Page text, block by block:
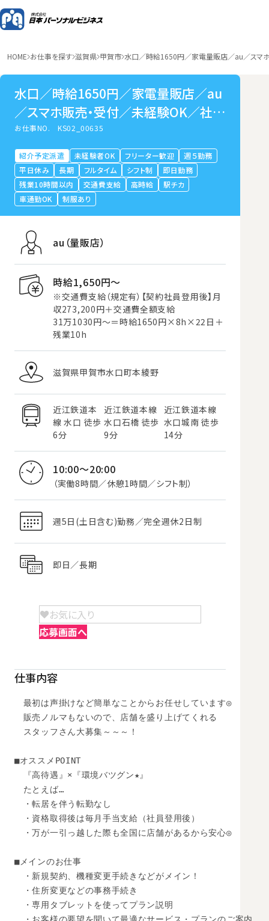
HOME お仕事を探す 滋賀県 甲賀市 水口／時給1650円／家電量販店／au／スマ
水口／時給1650円／家電量販店／au
／スマホ販売・受付／未経験OK／社員
登用あり／大手／滋賀県甲賀市
お仕事NO.KS02_00635
紹介予定派遣 未経験者OK フリーター歓迎
週５勤務
平日休み
長期 フルタイム シフト制
即日勤務
残業10時間以内
交通費支給 高時給
駅チカ
車通勤OK
制服あり
au（量販店）
時給1,650円〜
※交通費支給（規定有）【契約社員登用後】月
収273,200円＋交通費全額支給
31万1030円～＝時給1650円×8h×22日＋
残業10h
滋賀県甲賀市水口町本綾野
近江鉄道本
線 水口 徒歩
6分
近江鉄道本線
水口石橋 徒歩
9分
近江鉄道本線
水口城南 徒歩
14分
10:00～20:00
（実働8時間／休憩1時間／シフト制）
週5日(土日含む)勤務／完全週休2日制
即日／長期
お気に入り
応募画面へ
仕事内容
最初は声掛けなど簡単なことからお任せしています◎
販売ノルマもないので、店舗を盛り上げてくれる
スタッフさん大募集～～～！
■オススメPOINT
『高待遇』×『環境バツグン★』
たとえば…
・転居を伴う転勤なし
・資格取得後は毎月手当支給（社員登用後）
・万が一引っ越した際も全国に店舗があるから安心◎
■メインのお仕事
・新規契約、機種変更手続きなどがメイン！
・住所変更などの事務手続き
・専用タブレットを使ってプラン説明